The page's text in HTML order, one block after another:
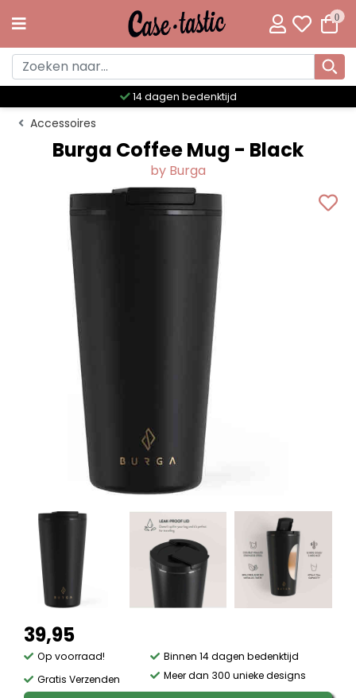
0
Meer dan 300 unieke designs
Accessoires
Burga Coffee Mug - Black
by Burga
39,95
Op voorraad!
Gratis Verzenden
Binnen 14 dagen bedenktijd
Meer dan 300 unieke designs